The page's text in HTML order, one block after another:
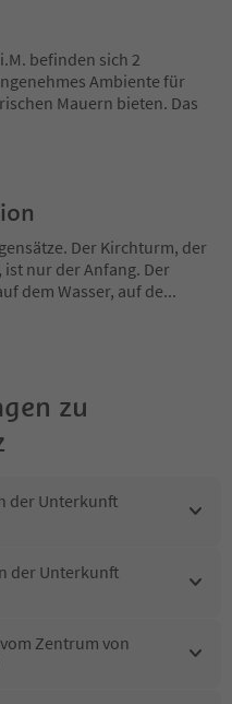
befinden sich 2
Ambiente für
Mauern bieten. Das
Der Kirchturm, der
nur der Anfang. Der
dem Wasser, auf de...
zu
der Unterkunft
der Unterkunft
Zentrum von